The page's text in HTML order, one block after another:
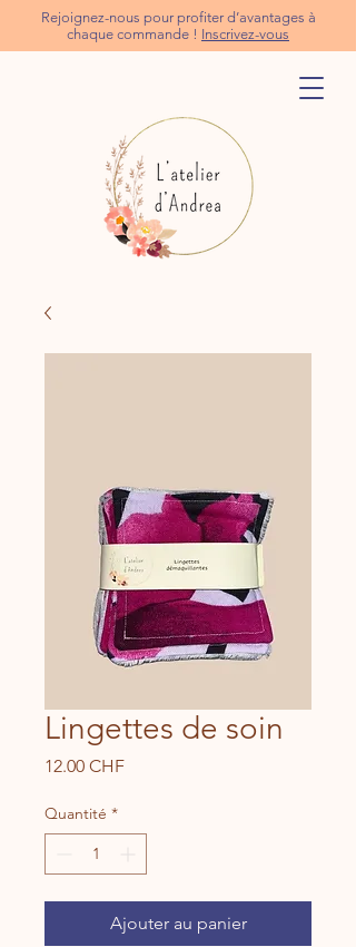
Rejoignez-nous pour profiter d’avantages à
chaque commande ! Inscrivez-vous
Lingettes de soin
12.00 CHFPrix
Quantité *
Ajouter au panier